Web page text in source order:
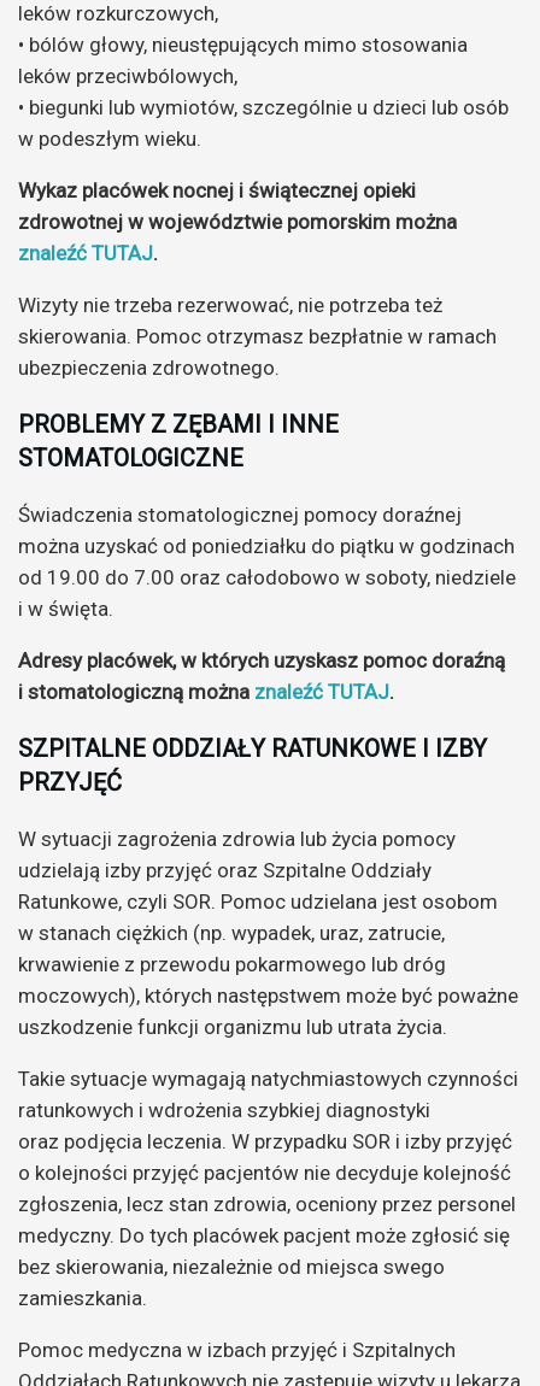
leków rozkurczowych,
• bólów głowy, nieustępujących mimo stosowania
leków przeciwbólowych,
• biegunki lub wymiotów, szczególnie u dzieci lub osób
w podeszłym wieku.
Wykaz placówek nocnej i świątecznej opieki
zdrowotnej w województwie pomorskim można
znaleźć TUTAJ.
Wizyty nie trzeba rezerwować, nie potrzeba też
skierowania. Pomoc otrzymasz bezpłatnie w ramach
ubezpieczenia zdrowotnego.
PROBLEMY Z ZĘBAMI I INNE
STOMATOLOGICZNE
Świadczenia stomatologicznej pomocy doraźnej
można uzyskać od poniedziałku do piątku w godzinach
od 19.00 do 7.00 oraz całodobowo w soboty, niedziele
i w święta.
Adresy placówek, w których uzyskasz pomoc doraźną
i stomatologiczną można znaleźć TUTAJ.
SZPITALNE ODDZIAŁY RATUNKOWE I IZBY
PRZYJĘĆ
W sytuacji zagrożenia zdrowia lub życia pomocy
udzielają izby przyjęć oraz Szpitalne Oddziały
Ratunkowe, czyli SOR. Pomoc udzielana jest osobom
w stanach ciężkich (np. wypadek, uraz, zatrucie,
krwawienie z przewodu pokarmowego lub dróg
moczowych), których następstwem może być poważne
uszkodzenie funkcji organizmu lub utrata życia.
Takie sytuacje wymagają natychmiastowych czynności
ratunkowych i wdrożenia szybkiej diagnostyki
oraz podjęcia leczenia. W przypadku SOR i izby przyjęć
o kolejności przyjęć pacjentów nie decyduje kolejność
zgłoszenia, lecz stan zdrowia, oceniony przez personel
medyczny. Do tych placówek pacjent może zgłosić się
bez skierowania, niezależnie od miejsca swego
zamieszkania.
Pomoc medyczna w izbach przyjęć i Szpitalnych